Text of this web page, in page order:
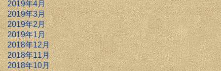
2019年4月
2019年3月
2019年2月
2019年1月
2018年12月
2018年11月
2018年10月